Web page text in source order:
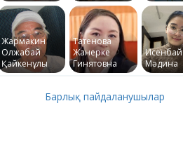
Жармакин
Олжабай
Қайкенұлы
Татенова
Жанерке
Гинятовна
Исенбай
Мәдина
Барлық пайдаланушылар